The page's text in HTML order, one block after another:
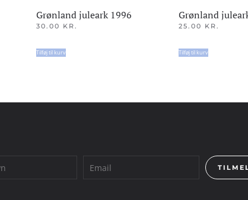
Grønland juleark 1996
30.00 KR.
Tilføj til kurv
Grønland
25.00 KR.
Tilføj til kurv